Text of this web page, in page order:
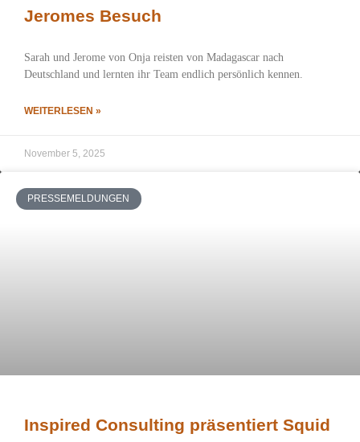
Jeromes Besuch
Sarah und Jerome von Onja reisten von Madagascar nach
Deutschland und lernten ihr Team endlich persönlich kennen.
WEITERLESEN »
November 5, 2025
PRESSEMELDUNGEN
Inspired Consulting präsentiert Squid